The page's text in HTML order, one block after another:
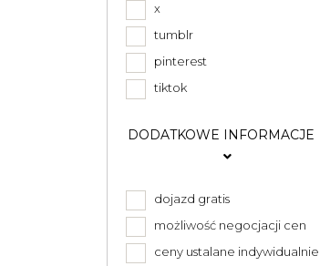
x
tumblr
pinterest
tiktok
DODATKOWE INFORMACJE
dojazd gratis
możliwość negocjacji cen
ceny ustalane indywidualnie